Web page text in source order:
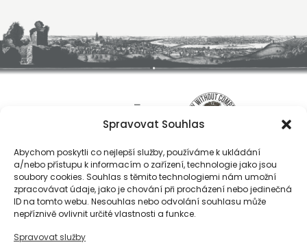
Spravovat Souhlas
Abychom poskytli co nejlepší služby, používáme k ukládání
a/nebo přístupu k informacím o zařízení, technologie jako jsou
soubory cookies. Souhlas s těmito technologiemi nám umožní
zpracovávat údaje, jako je chování při procházení nebo jedinečná
ID na tomto webu. Nesouhlas nebo odvolání souhlasu může
nepříznivě ovlivnit určité vlastnosti a funkce.
Spravovat služby
O nás